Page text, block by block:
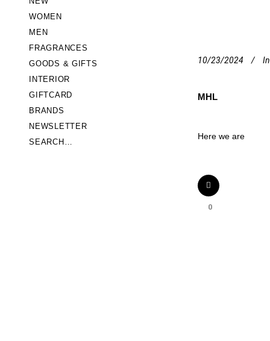
WOMEN
MEN
FRAGRANCES
GOODS & GIFTS
INTERIOR
GIFTCARD
BRANDS
NEWSLETTER
SEARCH…
10/23/2024 In
MHL
Here we are
0